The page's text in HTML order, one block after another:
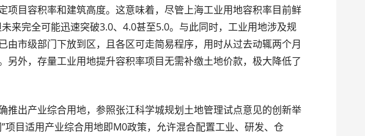
项目容积率和建筑高度。这意味着，尽管上海工业用地容积率目前鲜
来完全可能迅速突破3.0、4.0甚至5.0。与此同时，工业用地涉及规
由市级部门下放到区，且各区可走简易程序，用时从过去动辄两个月
另外，存量工业用地提升容积率项目无需补缴土地价款，极大降低了
推出产业综合用地，参照张江科学城规划土地管理试点意见的创新举
项目适用产业综合用地即M0政策，允许混合配置工业、研发、仓